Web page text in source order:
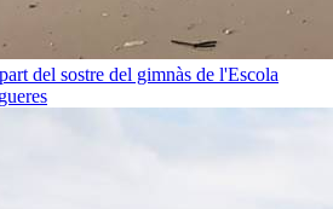
del sostre del gimnàs de l'Escola